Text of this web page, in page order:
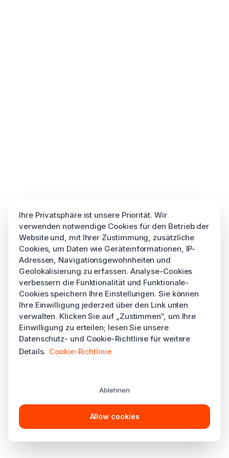
Ihre Privatsphäre ist unsere Priorität. Wir
verwenden notwendige Cookies für den Betrieb der
Website und, mit Ihrer Zustimmung, zusätzliche
Cookies, um Daten wie Geräteinformationen, IP-
Adressen, Navigationsgewohnheiten und
Geolokalisierung zu erfassen. Analyse-Cookies
verbessern die Funktionalität und Funktionale-
Cookies speichern Ihre Einstellungen. Sie können
Ihre Einwilligung jederzeit über den Link unten
verwalten. Klicken Sie auf „Zustimmen“, um Ihre
Einwilligung zu erteilen; lesen Sie unsere
Datenschutz- und Cookie-Richtlinie für weitere
Details. Cookie-Richtlinie
Ablehnen
Allow cookies